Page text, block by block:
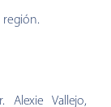
región.
Alexie Vallejo,